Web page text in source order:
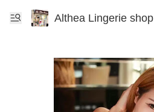
Althea Lingerie shop